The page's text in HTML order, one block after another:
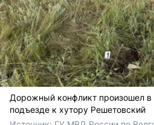
Дорожный конфликт произошел в
подъезде к хутору Решетовский